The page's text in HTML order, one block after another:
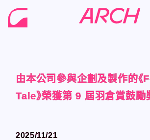
由本公司參與企劃及製作的《
Tale》榮獲第 9 屆羽倉賞鼓勵
2025/11/21
由本公司參與企劃及製作的《
Tale》榮獲第 9 屆羽倉賞鼓勵
由本公司參與企劃及製作的《
Tale》榮獲第 9 屆羽倉賞鼓勵
NEWS
COMPANY
NEWS
COMPANY
由本公司參與企劃及製作的《
Tale》榮獲第 9 屆羽倉賞鼓勵
2025/11/21